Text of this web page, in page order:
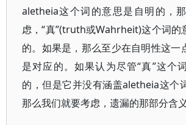
aletheia这个词的意思是自明的，
虑，“真”(truth或Wahrheit)这个词的
的。如果是，那么至少在自明性这一
是对应的。如果认为尽管“真”这个
的，但是它并没有涵盖aletheia这个
那么我们就要考虑，遗漏的那部分含